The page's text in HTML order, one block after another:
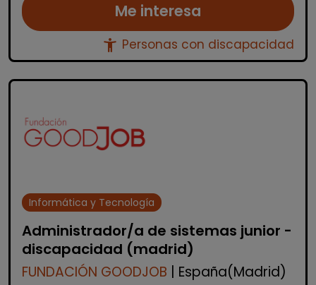
Me interesa
accessibility_new Personas con discapacidad
Informática y Tecnología
Administrador/a de sistemas junior -
discapacidad (madrid)
FUNDACIÓN GOODJOB | España(Madrid)